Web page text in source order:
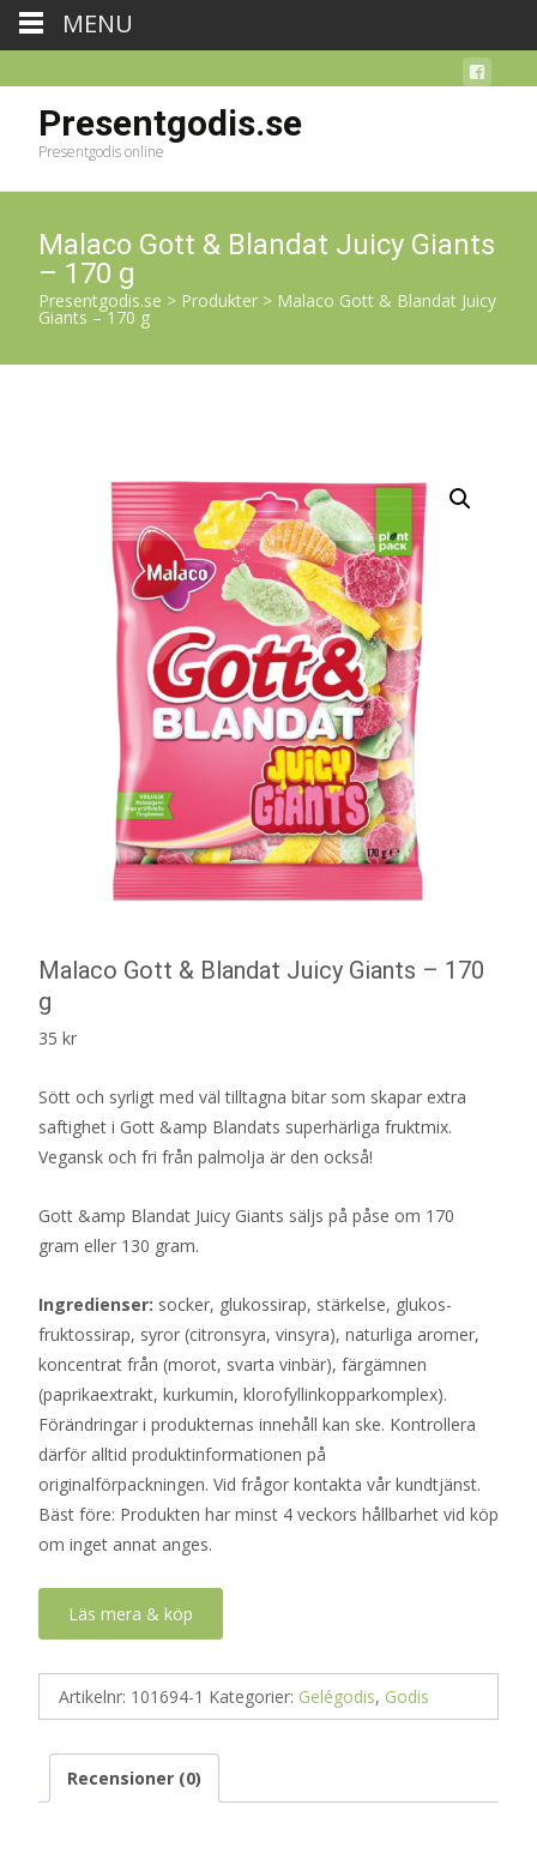
Presentgodis.se
Presentgodis online
Malaco Gott & Blandat Juicy Giants
– 170 g
Presentgodis.se > Produkter > Malaco Gott & Blandat Juicy
Giants – 170 g
Malaco Gott & Blandat Juicy Giants – 170
g
35 kr
Sött och syrligt med väl tilltagna bitar som skapar extra
saftighet i Gott &amp Blandats superhärliga fruktmix.
Vegansk och fri från palmolja är den också!
Gott &amp Blandat Juicy Giants säljs på påse om 170
gram eller 130 gram.
Ingredienser: socker, glukossirap, stärkelse, glukos-
fruktossirap, syror (citronsyra, vinsyra), naturliga aromer,
koncentrat från (morot, svarta vinbär), färgämnen
(paprikaextrakt, kurkumin, klorofyllinkopparkomplex).
Förändringar i produkternas innehåll kan ske. Kontrollera
därför alltid produktinformationen på
originalförpackningen. Vid frågor kontakta vår kundtjänst.
Bäst före: Produkten har minst 4 veckors hållbarhet vid köp
om inget annat anges.
Läs mera & köp
Artikelnr: 101694-1 Kategorier: Gelégodis, Godis
Recensioner (0)
MENU